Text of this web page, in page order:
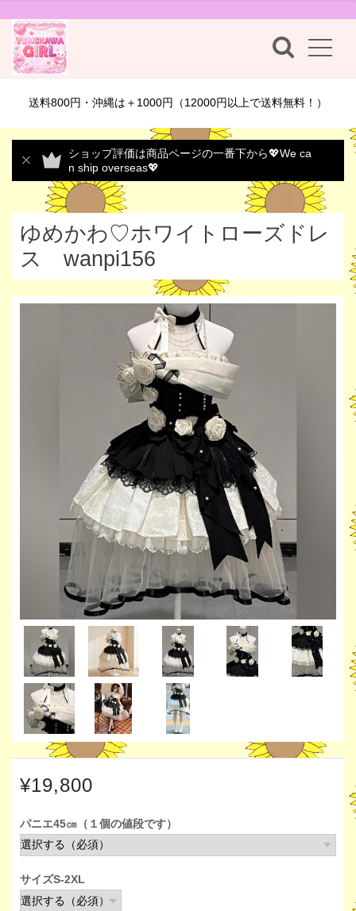
送料800円・沖縄は＋1000円（12000円以上で送料無料！）
ショップ評価は商品ページの一番下から💖We ca
n ship overseas💖
ゆめかわ♡ホワイトローズドレ
ス wanpi156
¥19,800
パニエ45㎝（１個の値段です）
サイズS-2XL